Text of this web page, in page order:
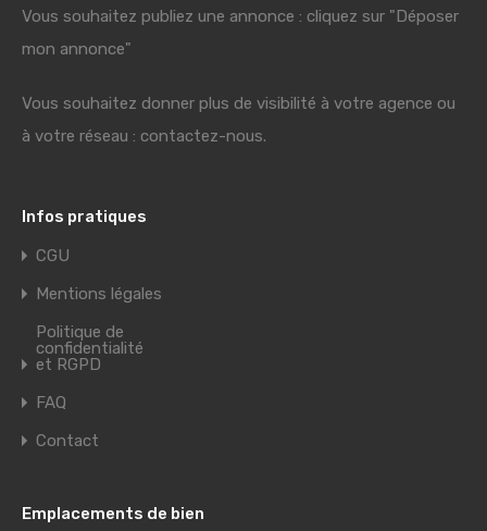
Vous souhaitez publiez une annonce : cliquez sur "Déposer
mon annonce"
Vous souhaitez donner plus de visibilité à votre agence ou
à votre réseau : contactez-nous.
Infos pratiques
CGU
Mentions légales
Politique de
confidentialité
et RGPD
FAQ
Contact
Emplacements de bien